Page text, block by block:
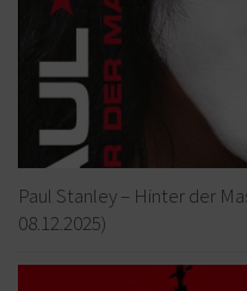
Paul Stanley – Hinter der
08.12.2025)